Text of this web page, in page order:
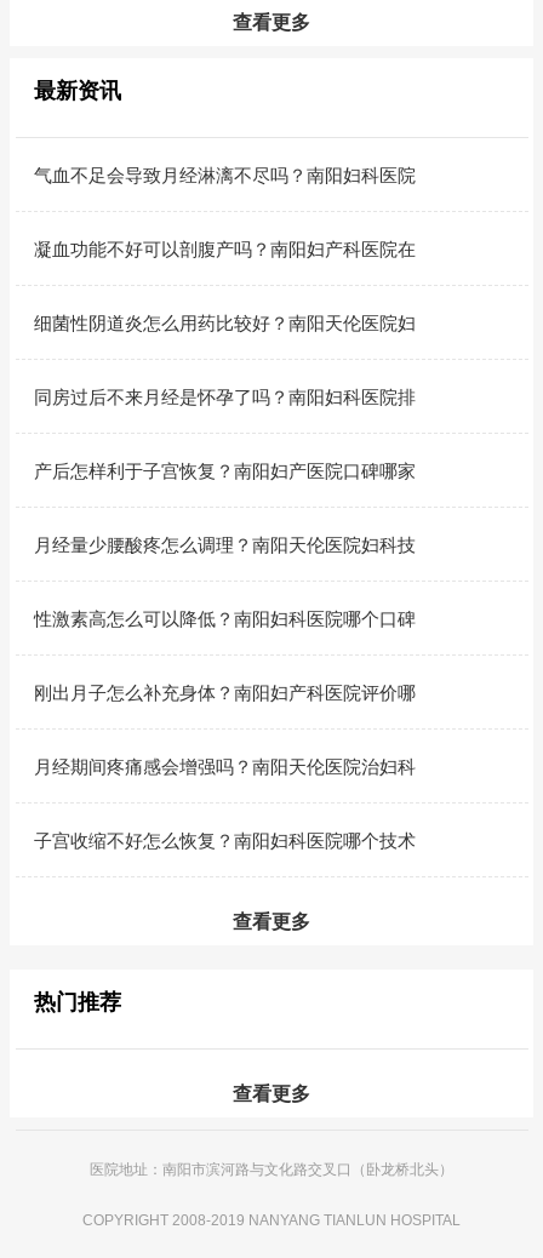
查看更多
最新资讯
气血不足会导致月经淋漓不尽吗？南阳妇科医院
凝血功能不好可以剖腹产吗？南阳妇产科医院在
细菌性阴道炎怎么用药比较好？南阳天伦医院妇
同房过后不来月经是怀孕了吗？南阳妇科医院排
产后怎样利于子宫恢复？南阳妇产医院口碑哪家
月经量少腰酸疼怎么调理？南阳天伦医院妇科技
性激素高怎么可以降低？南阳妇科医院哪个口碑
刚出月子怎么补充身体？南阳妇产科医院评价哪
月经期间疼痛感会增强吗？南阳天伦医院治妇科
子宫收缩不好怎么恢复？南阳妇科医院哪个技术
查看更多
热门推荐
查看更多
医院地址：南阳市滨河路与文化路交叉口（卧龙桥北头）
COPYRIGHT 2008-2019 NANYANG TIANLUN HOSPITAL